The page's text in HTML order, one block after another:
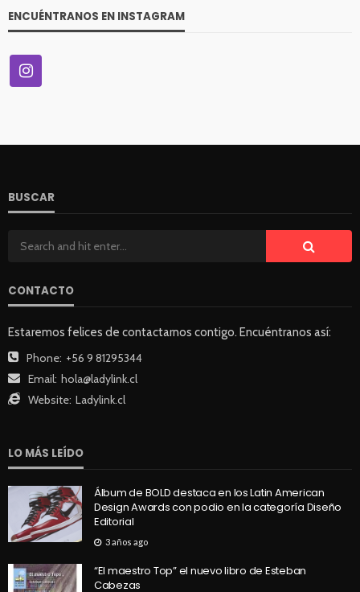
ENCUÉNTRANOS EN INSTAGRAM
BUSCAR
CONTACTO
Estaremos felices de contactarnos contigo. Encuéntranos así:
Phone: +56 9 81295344
Email: hola@ladylink.cl
Website: Ladylink.cl
LO MÁS LEÍDO
Álbum de BOLD destaca en los Latin American
Design Awards con podio en la categoría Diseño
Editorial
3 años ago
“El maestro Top” el nuevo libro de Esteban
Cabezas